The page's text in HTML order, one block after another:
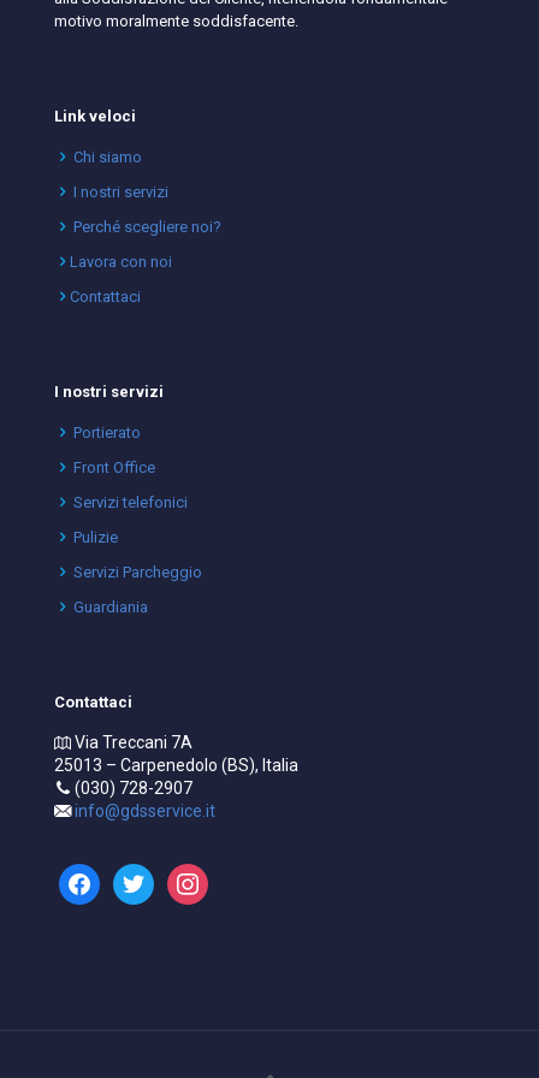
motivo moralmente soddisfacente.
Link veloci
Chi siamo
I nostri servizi
Perché scegliere noi?
Lavora con noi
Contattaci
I nostri servizi
Portierato
Front Office
Servizi telefonici
Pulizie
Servizi Parcheggio
Guardiania
Contattaci
Via Treccani 7A
25013 – Carpenedolo (BS), Italia
(030) 728-2907
info@gdsservice.it
facebooktwitter instagram